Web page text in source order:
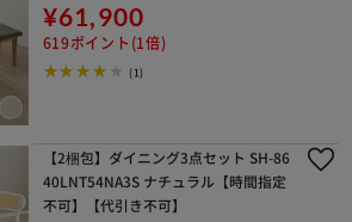
¥61,900
619ポイント(1倍)
(1)
【2梱包】ダイニング3点セット SH-86
40LNT54NA3S ナチュラル【時間指定
不可】【代引き不可】